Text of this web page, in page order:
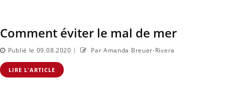
Comment éviter le mal de mer
Publié le 09.08.2020 | Par Amanda Breuer-Rivera
LIRE L'ARTICLE